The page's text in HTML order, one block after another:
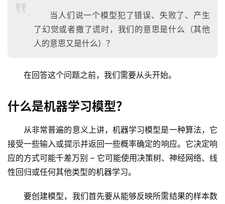
当人们说一个模型犯了错误、失败了、产生
了幻觉或者撒了谎时，我们的意思是什么（其他
人的意思又是什么）？
在回答这个问题之前，我们需要从头开始。
什么是机器学习模型？
从非常普遍的意义上讲，机器学习模型是一种算法，它
接受一些输入或提示并返回一些概率确定的响应。它决定响
应的方式可能千差万别 – 它可能使用决策树、神经网络、线
性回归或任何其他类型的机器学习。
要创建模型，我们首先要从能够反映所需结果的样本数